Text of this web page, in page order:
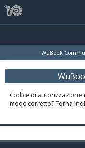
WuBook
Codice di
modo corretto? Torna